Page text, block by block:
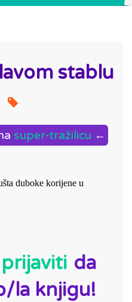
stablu
super-tražilicu ←
duboke korijene u
prijaviti da
la knjigu!